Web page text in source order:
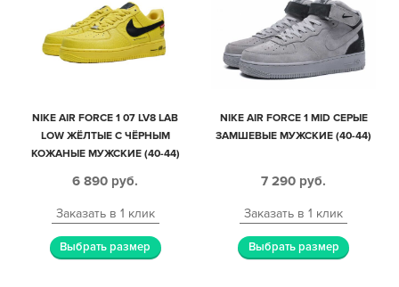
NIKE AIR FORCE 1 07 LV8 LAB
LOW ЖЁЛТЫЕ С ЧЁРНЫМ
КОЖАНЫЕ МУЖСКИЕ (40-44)
6 890 руб.
Заказать в 1 клик
Выбрать размер
NIKE AIR FORCE 1 MID СЕРЫЕ
ЗАМШЕВЫЕ МУЖСКИЕ (40-44)
7 290 руб.
Заказать в 1 клик
Выбрать размер